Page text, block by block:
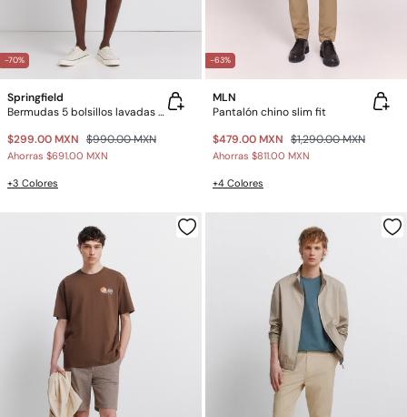
-70%
Springfield
Bermudas 5 bolsillos lavadas slim fit
$299.00 MXN $990.00 MXN
Ahorras $691.00 MXN
+3 Colores
-63%
MLN
Pantalón chino slim fit
$479.00 MXN $1,290.00 MXN
Ahorras $811.00 MXN
+4 Colores